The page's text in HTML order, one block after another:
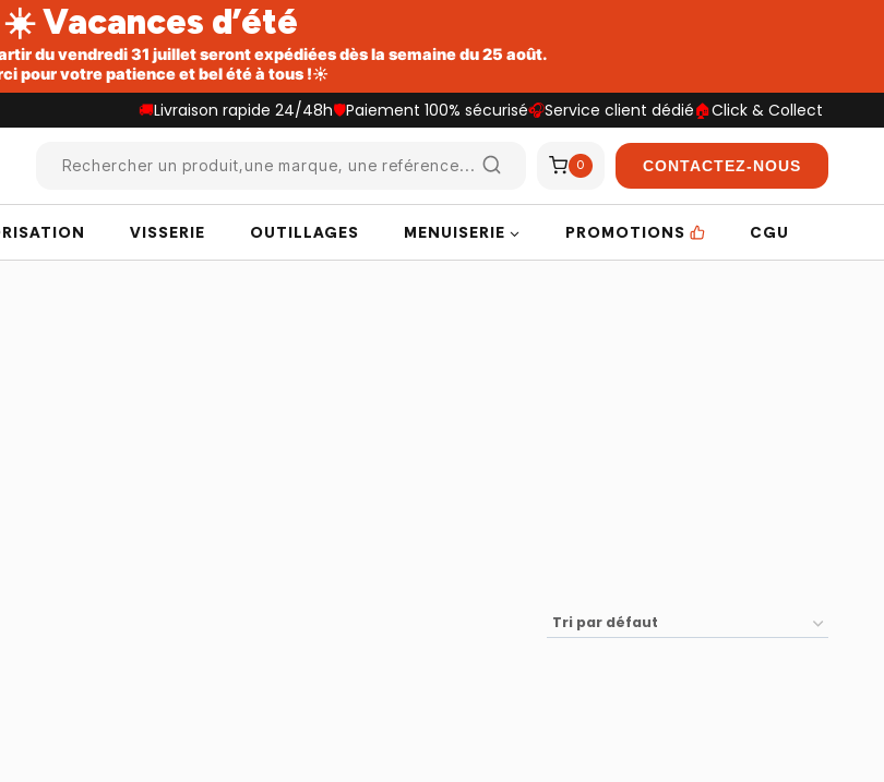
☀️ Vacances d’été
du vendredi 31 juillet seront expédiées dès la semaine du 25 août.
pour votre patience et bel été à tous !☀️
🚚Livraison rapide 24/48h🛡️Paiement 100% sécurisé🎧Service client dédié🏠Click & Collect
Rechercher un produit,une marque, une reférence... 0 CONTACTEZ-NOUS
VISSERIE OUTILLAGES MENUISERIE PROMOTIONS CGU